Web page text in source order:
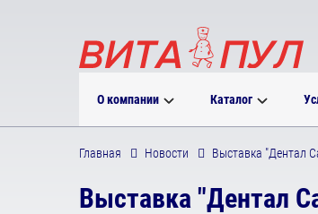
О компании Каталог
Главная Новости Выставка "Дентал
Выставка "Дентал